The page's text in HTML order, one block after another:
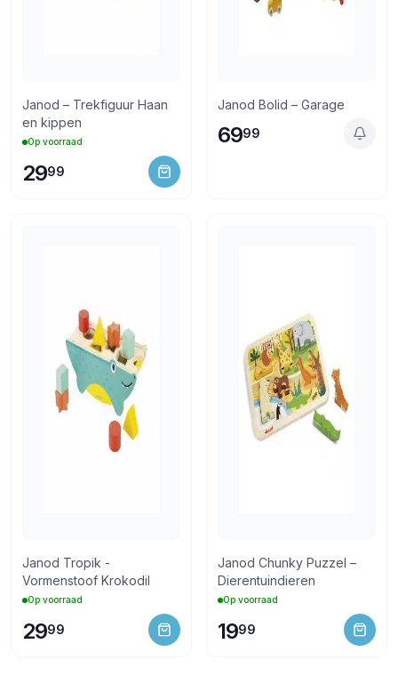
Janod – Trekfiguur Haan
en kippen
Op voorraad
2999
Janod Bolid – Garage
6999
Janod Tropik -
Vormenstoof Krokodil
Op voorraad
2999
Janod Chunky Puzzel –
Dierentuindieren
Op voorraad
1999